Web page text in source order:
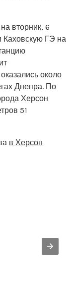
вторник, 6
Каховскую ГЭ на
около
Днепра. По
Херсон
51
в Херсон